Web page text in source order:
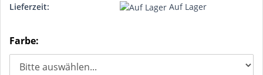
Lieferzeit:
Auf Lager
Farbe: